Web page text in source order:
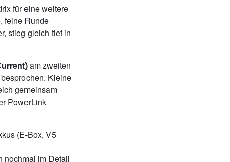
für eine weitere
feine Runde
stieg gleich tief in
am zweiten
besprochen. Kleine
gemeinsam
PowerLink
(E-Box, V5
nochmal im Detail